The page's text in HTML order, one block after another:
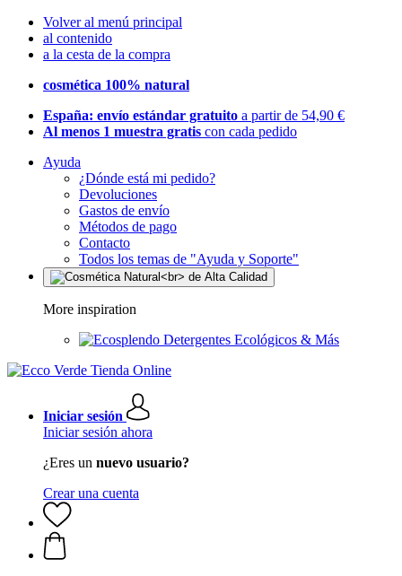
Volver al menú principal
al contenido
a la cesta de la compra
cosmética 100% natural
España: envío estándar gratuito a partir de 54,90 €
Al menos 1 muestra gratis con cada pedido
Ayuda
¿Dónde está mi pedido?
Devoluciones
Gastos de envío
Métodos de pago
Contacto
Todos los temas de "Ayuda y Soporte"
More inspiration
Detergentes Ecológicos & Más
Iniciar sesión
Iniciar sesión ahora
¿Eres un nuevo usuario?
Crear una cuenta